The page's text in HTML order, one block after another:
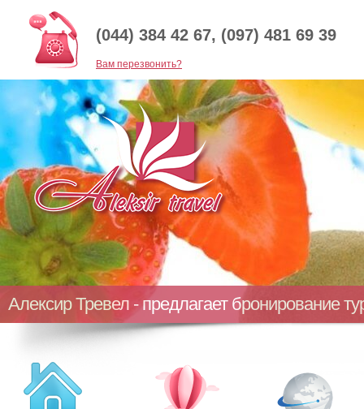
(044) 384 42 67, (097) 481 69 39
Baм перезвонить?
Алексир Тревел - предлагает бронирование